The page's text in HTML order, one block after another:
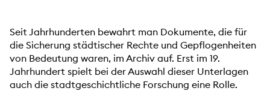
Seit Jahrhunderten bewahrt man Dokumente, die für
die Sicherung städtischer Rechte und Gepflogenheiten
von Bedeutung waren, im Archiv auf. Erst im 19.
Jahrhundert spielt bei der Auswahl dieser Unterlagen
auch die stadtgeschichtliche Forschung eine Rolle.